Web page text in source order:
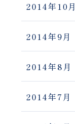
2014年10月
2014年9月
2014年8月
2014年7月